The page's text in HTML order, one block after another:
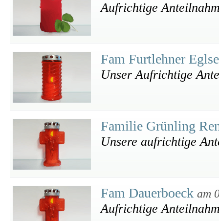
Aufrichtige
Fam Furtlehner
Unser Aufrichtige
Familie Grünling
Unsere aufrichtige
Fam Dauerboeck am
Aufrichtige